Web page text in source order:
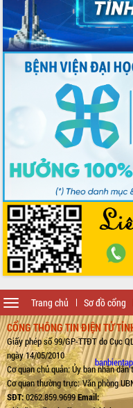
Trang chủ Sơ đồ cổng
Toggle
navigation
CỔNG THÔNG TIN ĐIỆN TỬ
Giấy phép số 99/GP-TTĐT do Cục
ngày 14/05/2010
Cơ quan chủ quản: Ủy ban nhân
Cơ quan thường trực: Văn phòng
SĐT:0262.859.9699Email: